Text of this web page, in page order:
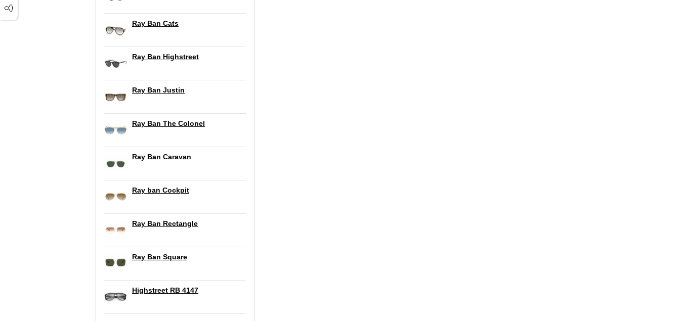
Ray Ban Cats
Ray Ban Highstreet
Ray Ban Justin
Ray Ban The Colonel
Ray Ban Caravan
Ray ban Cockpit
Ray Ban Rectangle
Ray Ban Square
Highstreet RB 4147